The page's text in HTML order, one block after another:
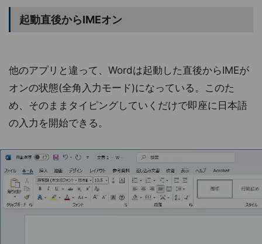
起動直後からIMEオン
他のアプリと違って、Wordは起動した直後からIMEが
オンの状態(全角入力モード)になっている。このた
め、そのままタイピングしていくだけで即座に日本語
の入力を開始できる。